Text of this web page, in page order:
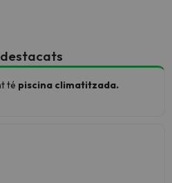
destacats
té piscina climatitzada.